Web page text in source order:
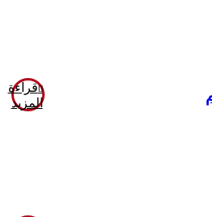
قراءة
المزيد